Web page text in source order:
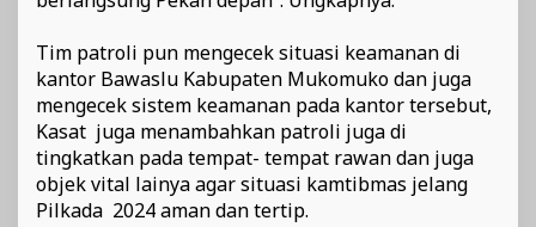
Tim patroli pun mengecek situasi keamanan di
kantor Bawaslu Kabupaten Mukomuko dan juga
mengecek sistem keamanan pada kantor tersebut,
Kasat juga menambahkan patroli juga di
tingkatkan pada tempat- tempat rawan dan juga
objek vital lainya agar situasi kamtibmas jelang
Pilkada 2024 aman dan tertip.